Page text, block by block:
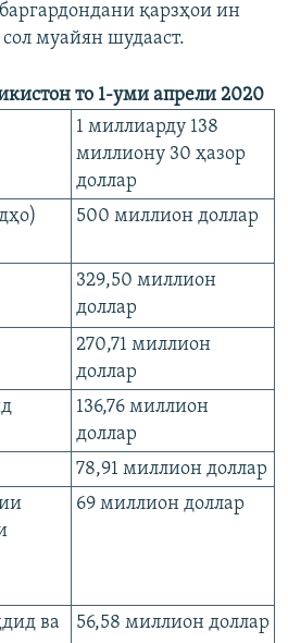
қарзҳои ин
муайян шудааст.
то 1-уми апрели 2020
1 миллиарду 138
миллиону 30 ҳазор
доллар
500 миллион доллар
329,50 миллион
доллар
270,71 миллион
доллар
136,76 миллион
доллар
78,91 миллион доллар
69 миллион доллар
ва
56,58 миллион доллар